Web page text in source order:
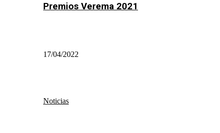
Premios Verema 2021
17/04/2022
Noticias